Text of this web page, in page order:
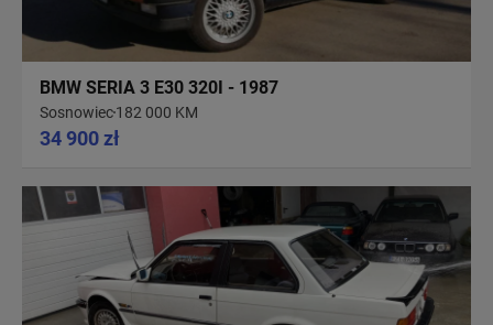
BMW SERIA 3 E30 320I - 1987
Sosnowiec182 000 KM
34 900 zł